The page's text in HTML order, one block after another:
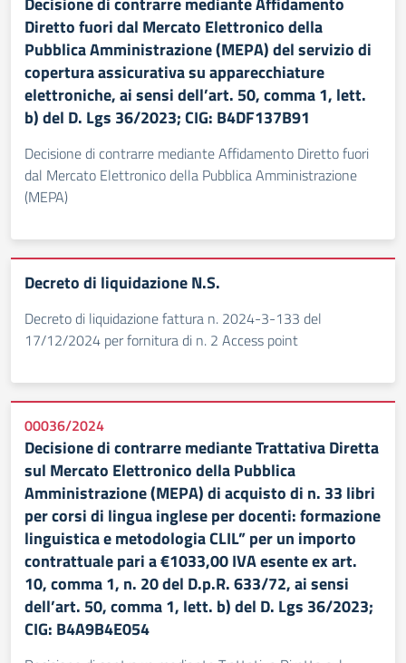
Diretto fuori dal Mercato Elettronico della
Pubblica Amministrazione (MEPA) del servizio di
copertura assicurativa su apparecchiature
elettroniche, ai sensi dell’art. 50, comma 1, lett.
b) del D. Lgs 36/2023; CIG: B4DF137B91
Decisione di contrarre mediante Affidamento Diretto fuori
dal Mercato Elettronico della Pubblica Amministrazione
(MEPA)
Decreto di liquidazione N.S.
Decreto di liquidazione fattura n. 2024-3-133 del
17/12/2024 per fornitura di n. 2 Access point
00036/2024
Decisione di contrarre mediante Trattativa Diretta
sul Mercato Elettronico della Pubblica
Amministrazione (MEPA) di acquisto di n. 33 libri
per corsi di lingua inglese per docenti: formazione
linguistica e metodologia CLIL” per un importo
contrattuale pari a €1033,00 IVA esente ex art.
10, comma 1, n. 20 del D.p.R. 633/72, ai sensi
dell’art. 50, comma 1, lett. b) del D. Lgs 36/2023;
CIG: B4A9B4E054